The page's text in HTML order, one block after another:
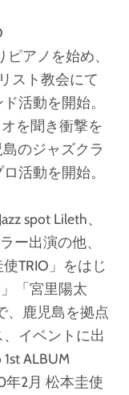
アノを始め、
スト教会にて
活動を開始。
を聞き衝撃を
のジャズクラ
活動を開始。
spot Lileth、
ー出演の他、
TRIO」をはじ
「宮里陽太
、鹿児島を拠点
イベントに出
ALBUM
年2月 松本圭使